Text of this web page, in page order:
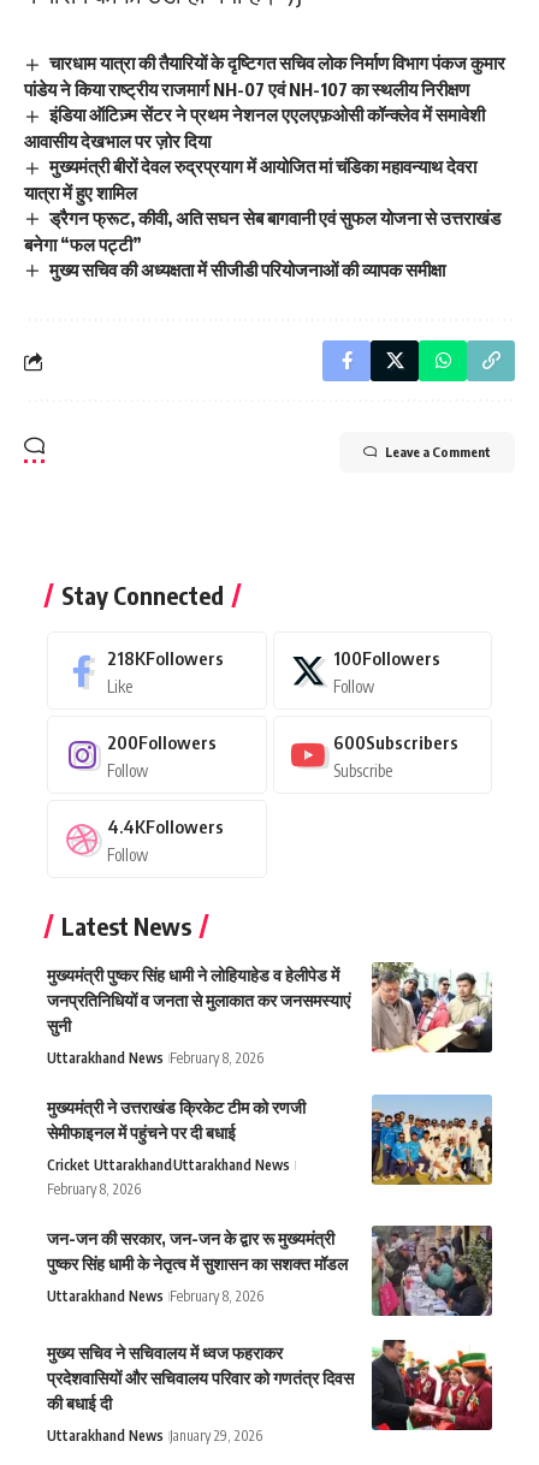
चारधाम यात्रा की तैयारियों के दृष्टिगत सचिव लोक निर्माण विभाग पंकज कुमार
पांडेय ने किया राष्ट्रीय राजमार्ग NH-07 एवं NH-107 का स्थलीय निरीक्षण
इंडिया ऑटिज़्म सेंटर ने प्रथम नेशनल एएलएफ़ओसी कॉन्क्लेव में समावेशी
आवासीय देखभाल पर ज़ोर दिया
मुख्यमंत्री बीरों देवल रुद्रप्रयाग में आयोजित मां चंडिका महावन्याथ देवरा
यात्रा में हुए शामिल
ड्रैगन फ्रूट, कीवी, अति सघन सेब बागवानी एवं सुफल योजना से उत्तराखंड
बनेगा “फल पट्टी”
मुख्य सचिव की अध्यक्षता में सीजीडी परियोजनाओं की व्यापक समीक्षा
Leave a Comment
Stay Connected
218KFollowers
Like
100Followers
Follow
200Followers
Follow
600Subscribers
Subscribe
4.4KFollowers
Follow
Latest News
मुख्यमंत्री पुष्कर सिंह धामी ने लोहियाहेड व हेलीपेड में
जनप्रतिनिधियों व जनता से मुलाकात कर जनसमस्याएं
सुनी
Uttarakhand News February 8, 2026
मुख्यमंत्री ने उत्तराखंड क्रिकेट टीम को रणजी
सेमीफाइनल में पहुंचने पर दी बधाई
Cricket UttarakhandUttarakhand News
February 8, 2026
जन-जन की सरकार, जन-जन के द्वार रू मुख्यमंत्री
पुष्कर सिंह धामी के नेतृत्व में सुशासन का सशक्त मॉडल
Uttarakhand News February 8, 2026
मुख्य सचिव ने सचिवालय में ध्वज फहराकर
प्रदेशवासियों और सचिवालय परिवार को गणतंत्र दिवस
की बधाई दी
Uttarakhand News January 29, 2026